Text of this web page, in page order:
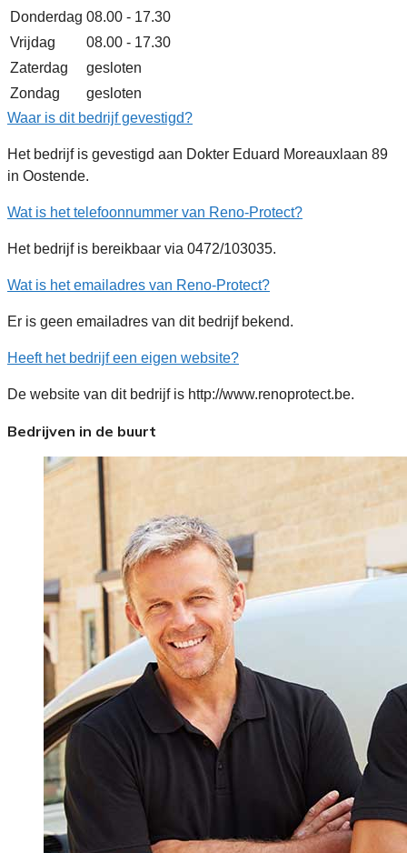
Donderdag 08.00 - 17.30
Vrijdag
08.00 - 17.30
Zaterdag
gesloten
Zondag
gesloten
Waar is dit bedrijf gevestigd?
Het bedrijf is gevestigd aan Dokter Eduard Moreauxlaan 89
in Oostende.
Wat is het telefoonnummer van Reno-Protect?
Het bedrijf is bereikbaar via 0472/103035.
Wat is het emailadres van Reno-Protect?
Er is geen emailadres van dit bedrijf bekend.
Heeft het bedrijf een eigen website?
De website van dit bedrijf is http://www.renoprotect.be.
Bedrijven in de buurt